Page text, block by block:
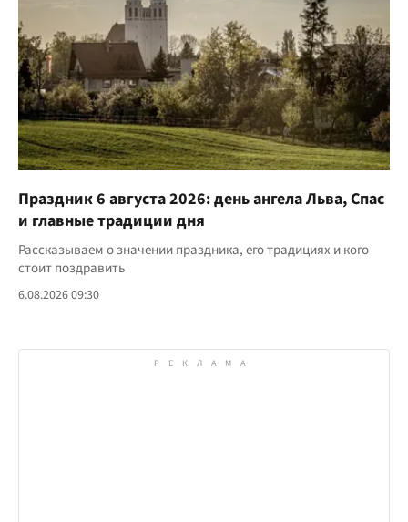
Праздник 6 августа 2026: день ангела Льва, Спас
и главные традиции дня
Рассказываем о значении праздника, его традициях и кого
стоит поздравить
6.08.2026 09:30